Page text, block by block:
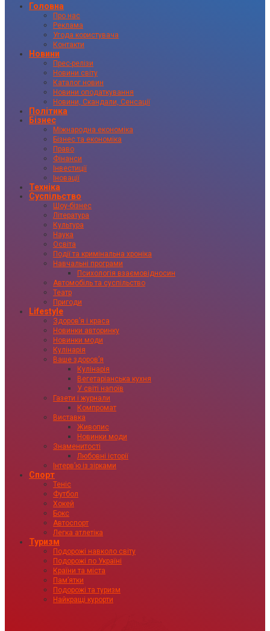
Головна
Про нас
Реклама
Угода користувача
Контакти
Новини
Прес-релізи
Новини світу
Каталог новин
Новини оподаткування
Новини, Скандали, Сенсації
Політика
Бізнес
Міжнародна економіка
Бізнес та економіка
Право
Фінанси
Інвестиції
Іновації
Техніка
Суспільство
Шоу-бізнес
Література
Культура
Наука
Освіта
Події та кримінальна хроніка
Навчальні програми
Психологія взаємовідносин
Автомобіль та суспільство
Театр
Пригоди
Lifestyle
Здоровʼя і краса
Новинки авторинку
Новинки моди
Кулінарія
Ваше здоровʼя
Кулінарія
Вегетаріанська кухня
У світі напоїв
Газети і журнали
Компромат
Виставка
Живопис
Новинки моди
Знаменитості
Любовні історії
Інтервʼю із зірками
Спорт
Теніс
Футбол
Хокей
Бокс
Автоспорт
Легка атлетіка
Туризм
Подорожі навколо світу
Подорожі по Україні
Країни та міста
Пам’ятки
Подорожі та туризм
Найкращі курорти